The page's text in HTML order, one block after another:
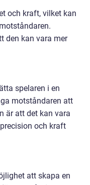
och kraft, vilket kan
den kan vara mer
spelaren i en
motståndaren att
är att det kan vara
och kraft
att skapa en